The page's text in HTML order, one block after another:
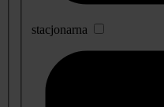
stacjonarna